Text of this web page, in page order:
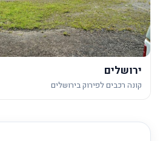
ירושלים
קונה רכבים לפירוק בירושלים